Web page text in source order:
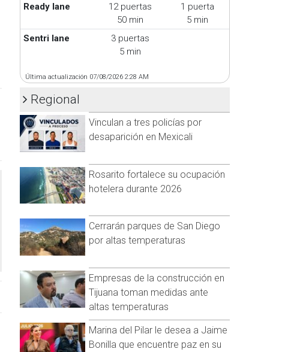
Ready lane
12 puertas
50 min
1 puerta
5 min
Sentri lane
3 puertas
5 min
Última actualización 07/08/2026 2:28 AM
Regional
Vinculan a tres policías por
desaparición en Mexicali
Rosarito fortalece su ocupación
hotelera durante 2026
Cerrarán parques de San Diego
por altas temperaturas
Empresas de la construcción en
Tijuana toman medidas ante
altas temperaturas
Marina del Pilar le desea a Jaime
Bonilla que encuentre paz en su